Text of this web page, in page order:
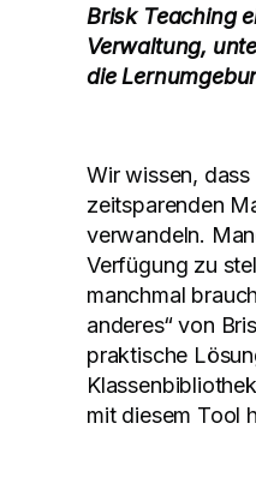
Brisk Teaching
Verwaltung,
die
Wir wissen,
zeitsparenden
verwandeln.
Verfügung zu
manchmal
anderes“ von
praktische
mit diesem Tool